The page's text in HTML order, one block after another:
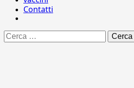
Contatti
Ricerca
per: